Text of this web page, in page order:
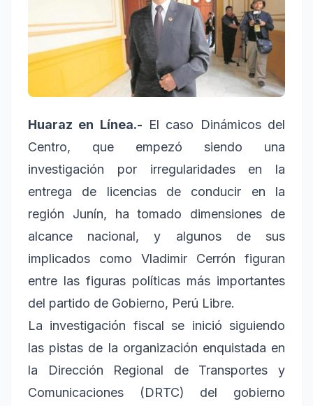
Huaraz en Línea.- El caso Dinámicos del
Centro, que empezó siendo una
investigación por irregularidades en la
entrega de licencias de conducir en la
región Junín, ha tomado dimensiones de
alcance nacional, y algunos de sus
implicados como Vladimir Cerrón figuran
entre las figuras políticas más importantes
del partido de Gobierno, Perú Libre.
La investigación fiscal se inició siguiendo
las pistas de la organización enquistada en
la Dirección Regional de Transportes y
Comunicaciones (DRTC) del gobierno